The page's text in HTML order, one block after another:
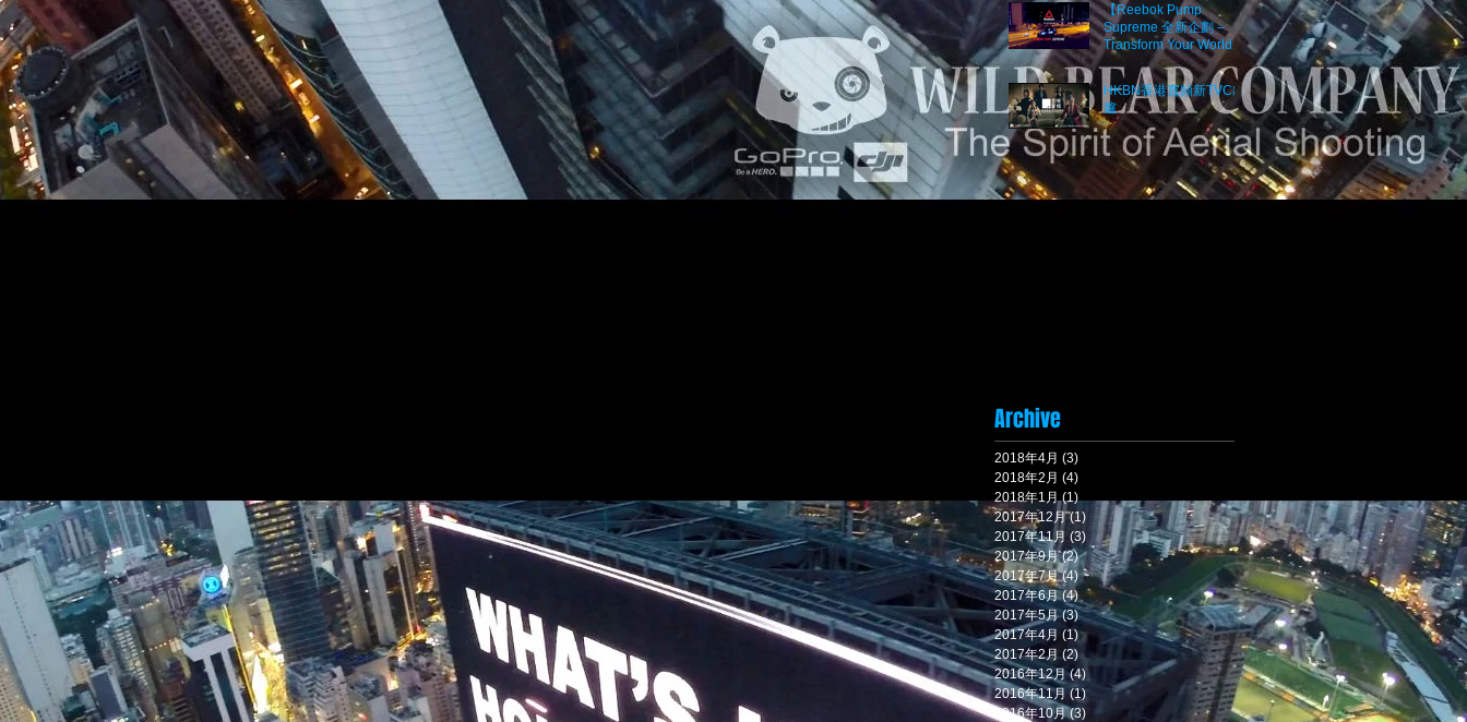
【Reebok Pump
Supreme 全新企劃 –
Transform Your World】
Project 2017
HKBN香港寬頻新TVC出
爐
Archive
2018年4月 (3)
2018年2月 (4)
2018年1月 (1)
2017年12月 (1) 1 篇文章
2017年11月 (3) 3 篇文章
2017年9月 (2)2 篇文章
2017年7月 (4)4 篇文章
2017年6月 (4) 4 篇文章
2017年5月 (3)3 篇文章
2017年4月 (1)1 篇文章
2017年2月 (2)2 篇文章
2016年12月 (4) 4 篇文章
2016年11月 (1)1 篇文章
2016年10月 (3) 3 篇文章